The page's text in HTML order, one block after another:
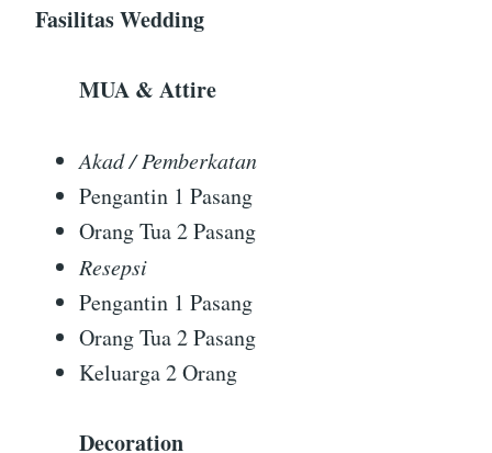
Fasilitas Wedding
MUA & Attire
Akad / Pemberkatan
Pengantin 1 Pasang
Orang Tua 2 Pasang
Resepsi
Pengantin 1 Pasang
Orang Tua 2 Pasang
Keluarga 2 Orang
Decoration